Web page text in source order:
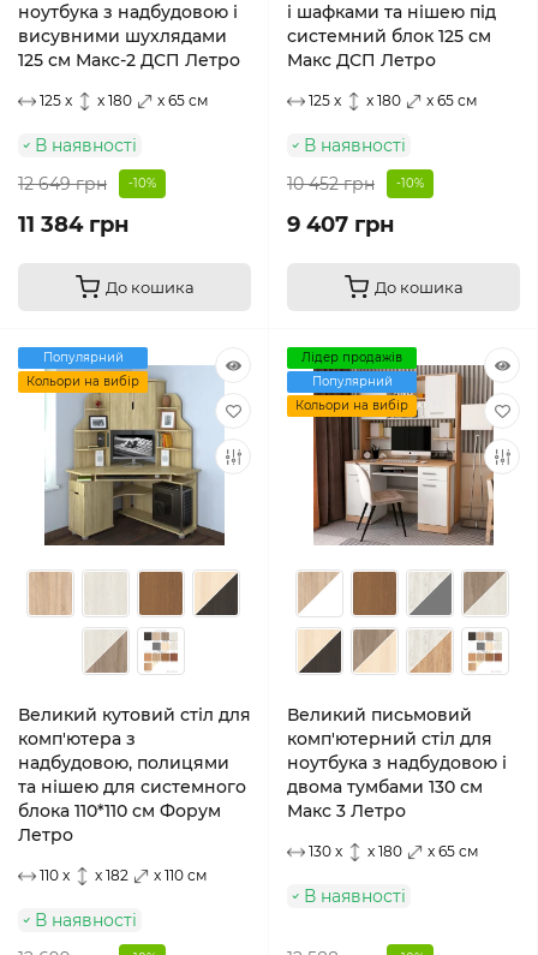
ноутбука з надбудовою і
висувними шухлядами
125 см Макс-2 ДСП Летро
125 x x 180 x 65 см
В наявності
12 649 грн
-10%
11 384 грн
До кошика
і шафками та нішею під
системний блок 125 см
Макс ДСП Летро
125 x x 180 x 65 см
В наявності
10 452 грн
-10%
9 407 грн
До кошика
Популярний
Кольори на вибір
Великий кутовий стіл для
комп'ютера з
надбудовою, полицями
та нішею для системного
блока 110*110 см Форум
Летро
110 x x 182 x 110 см
В наявності
Лідер продажів
Популярний
Кольори на вибір
Великий письмовий
комп'ютерний стіл для
ноутбука з надбудовою і
двома тумбами 130 см
Макс 3 Летро
130 x x 180 x 65 см
В наявності